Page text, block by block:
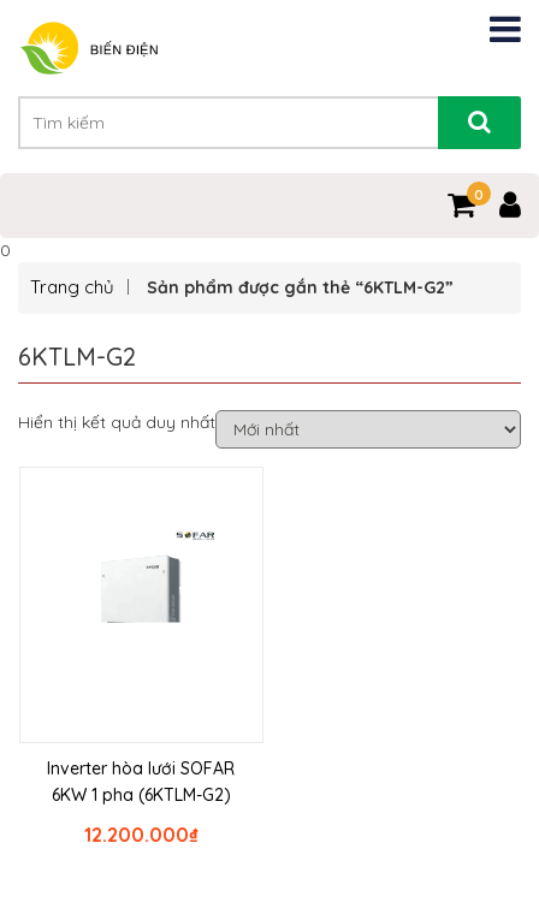
0
0
Trang chủ Sản phẩm được gắn thẻ “6KTLM-G2”
6KTLM-G2
Hiển thị kết quả duy nhất
Inverter hòa lưới SOFAR
6KW 1 pha (6KTLM-G2)
₫
12.200.000